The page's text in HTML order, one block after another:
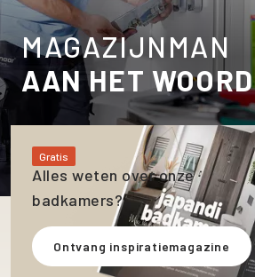
MAGAZIJNMAN
AAN HET WOORD
Gratis
Alles weten over onze
badkamers?
Ontvang inspiratiemagazine